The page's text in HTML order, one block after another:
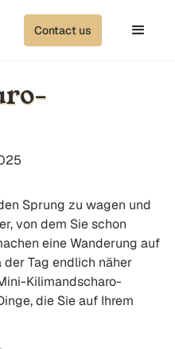
Contact us
Sprung zu wagen und
von dem Sie schon
eine Wanderung auf
Tag endlich näher
Kilimandscharo-
die Sie auf Ihrem